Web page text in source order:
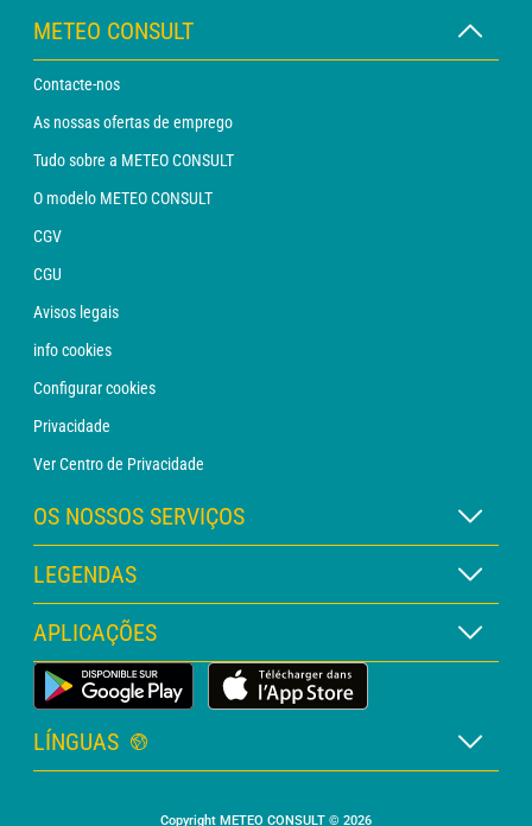
METEO CONSULT
Contacte-nos
As nossas ofertas de emprego
Tudo sobre a METEO CONSULT
O modelo METEO CONSULT
CGV
CGU
Avisos legais
info cookies
Configurar cookies
Privacidade
Ver Centro de Privacidade
OS NOSSOS SERVIÇOS
Assinatura METEO Xpert
Assinatura METEO PRO
Consulta com um analista
Boletim PRO
LEGENDAS
Legenda dos mapas
Legenda dos pictogramas
Glossário
APLICAÇÕES
App Meteorológica Terrestre
LÍNGUAS
Copyright METEO CONSULT © 2026